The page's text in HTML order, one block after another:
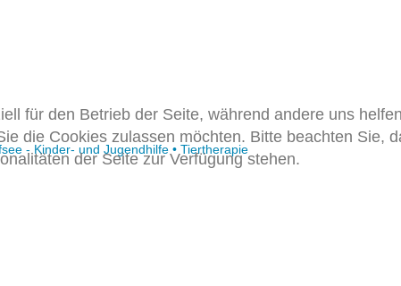
für den Betrieb der Seite, während andere uns
die Cookies zulassen möchten. Bitte beachten Sie,
der Seite zur Verfügung stehen.